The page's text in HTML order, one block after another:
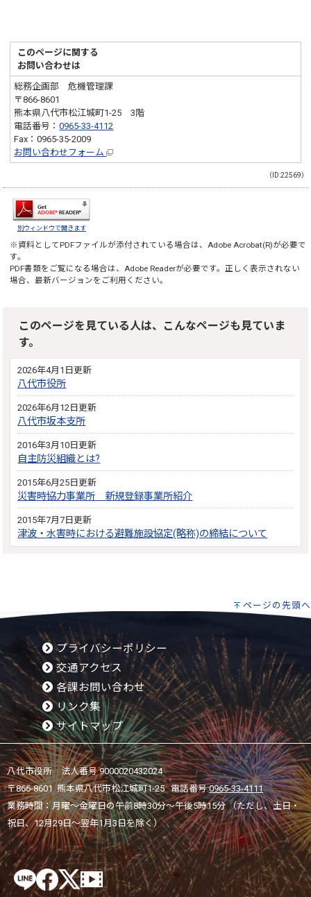
このページに関する
お問い合わせは
総務企画部 危機管理課
〒866-8601
熊本県八代市松江城町1-25 3階
電話番号：0965-33-4112
Fax：0965-35-2009
お問い合わせフォーム
（ID:22569）
別ウィンドウで開きます
※資料としてPDFファイルが添付されている場合は、 Adobe Acrobat(R)が必要で
す。
PDF書類をご覧になる場合は、 Adobe Readerが必要です。正しく表示されない
場合、最新バージョンをご利用ください。
このページを見ている人は、こんなページも見ていま
す。
2026年4月1日更新
八代市役所
2026年6月12日更新
八代市坂本支所
2016年3月10日更新
自主防災組織とは?
2015年6月25日更新
災害時協力事業所 新規登録事業所紹介
2015年7月7日更新
津波・水害時における避難施設協定(略称)の締結について
ページの先頭へ
プライバシーポリシー
交通アクセス
各課お問い合わせ
リンク集
サイトマップ
八代市役所 法人番号 9000020432024
〒866-8601 熊本県八代市松江城町1-25 電話番号:0965-33-4111
業務時間：月曜～金曜日の午前8時30分～午後5時15分 （ただし、土日・
祝日、12月29日～翌年1月3日を除く）